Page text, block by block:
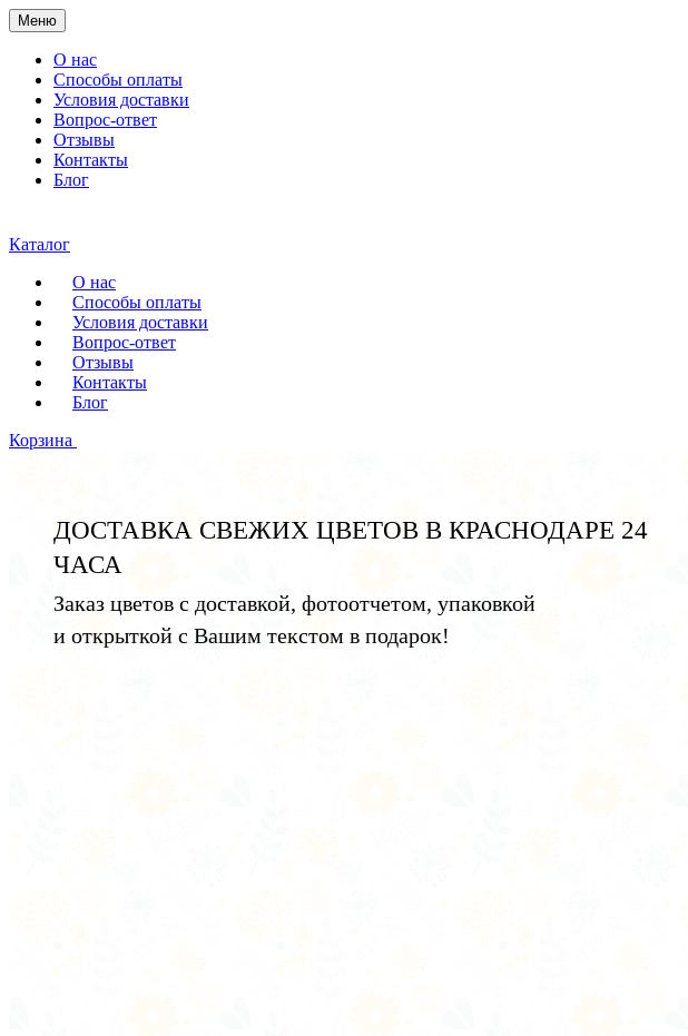
Меню
О нас
Способы оплаты
Условия доставки
Вопрос-ответ
Отзывы
Контакты
Блог
Каталог
О нас
Способы оплаты
Условия доставки
Вопрос-ответ
Отзывы
Контакты
Блог
Корзина
ДОСТАВКА СВЕЖИХ ЦВЕТОВ В КРАСНОДАРЕ 24
ЧАСА
Заказ цветов с доставкой, фотоотчетом, упаковкой
и открыткой с Вашим текстом в подарок!